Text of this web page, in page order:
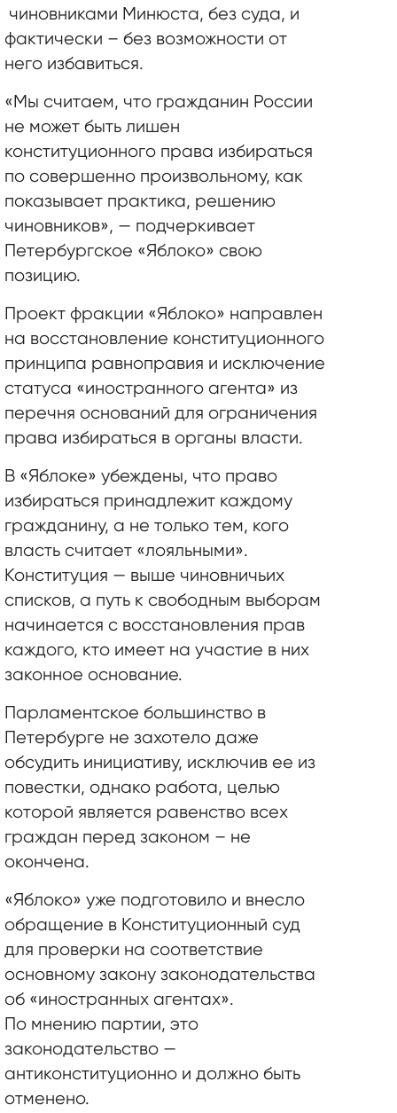
чиновниками Минюста, без суда, и
фактически – без возможности от
него избавиться.
«Мы считаем, что гражданин России
не может быть лишен
конституционного права избираться
по совершенно произвольному, как
показывает практика, решению
чиновников», — подчеркивает
Петербургское «Яблоко» свою
позицию.
Проект фракции «Яблоко» направлен
на восстановление конституционного
принципа равноправия и исключение
статуса «иностранного агента» из
перечня оснований для ограничения
права избираться в органы власти.
В «Яблоке» убеждены, что право
избираться принадлежит каждому
гражданину, а не только тем, кого
власть считает «лояльными».
Конституция — выше чиновничьих
списков, а путь к свободным выборам
начинается с восстановления прав
каждого, кто имеет на участие в них
законное основание.
Парламентское большинство в
Петербурге не захотело даже
обсудить инициативу, исключив ее из
повестки, однако работа, целью
которой является равенство всех
граждан перед законом – не
окончена.
«Яблоко» уже подготовило и внесло
обращение в Конституционный суд
для проверки на соответствие
основному закону законодательства
об «иностранных агентах».
По мнению партии, это
законодательство —
антиконституционно и должно быть
отменено.